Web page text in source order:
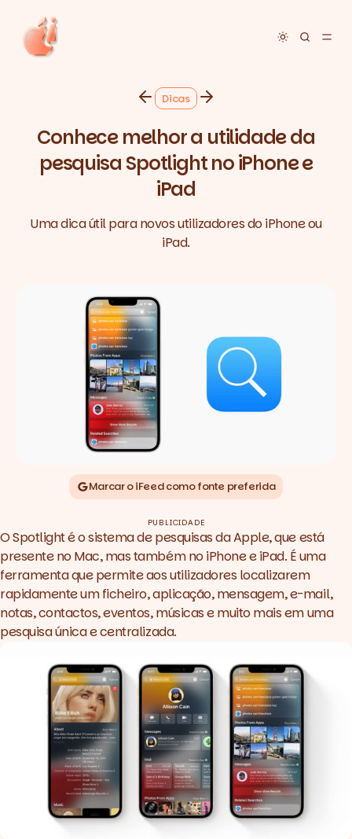
Toggle
Dicas
Conhece melhor a utilidade da
pesquisa Spotlight no iPhone e
iPad
Uma dica útil para novos utilizadores do iPhone ou
iPad.
Marcar o iFeed como fonte preferida
PUBLICIDADE
O Spotlight é o sistema de pesquisas da Apple, que está
presente no Mac, mas também no iPhone e iPad. É uma
ferramenta que permite aos utilizadores localizarem
rapidamente um ficheiro, aplicação, mensagem, e-mail,
notas, contactos, eventos, músicas e muito mais em uma
pesquisa única e centralizada.